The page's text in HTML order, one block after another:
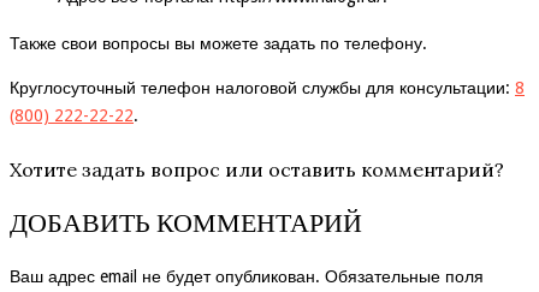
Также свои вопросы вы можете задать по телефону.
Круглосуточный телефон налоговой службы для консультации: 8
(800) 222-22-22.
Хотите задать вопрос или оставить комментарий?
ДОБАВИТЬ КОММЕНТАРИЙ
Ваш адрес email не будет опубликован. Обязательные поля